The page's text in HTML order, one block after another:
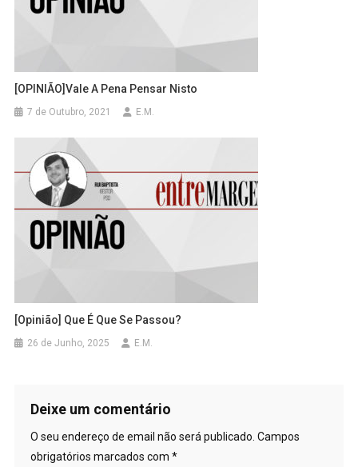
[OPINIÃO]Vale A Pena Pensar Nisto
7 de Outubro, 2021 E.M.
[Opinião] Que É Que Se Passou?
26 de Junho, 2025 E.M.
Deixe um comentário
O seu endereço de email não será publicado. Campos
obrigatórios marcados com *